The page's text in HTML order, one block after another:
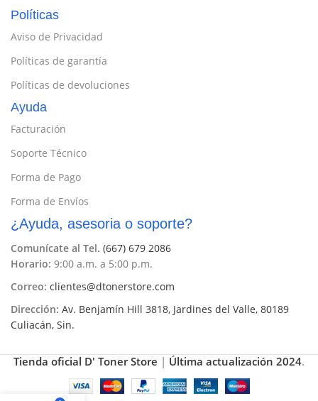
Políticas
Aviso de Privacidad
Políticas de garantía
Políticas de devoluciones
Ayuda
Facturación
Soporte Técnico
Forma de Pago
Forma de Envíos
¿Ayuda, asesoria o soporte?
Comunícate al Tel. (667) 679 2086
Horario: 9:00 a.m. a 5:00 p.m.
Correo: clientes@dtonerstore.com
Dirección: Av. Benjamín Hill 3818, Jardines del Valle, 80189
Culiacán, Sin.
Tienda oficial D' Toner Store | Última actualización 2024.